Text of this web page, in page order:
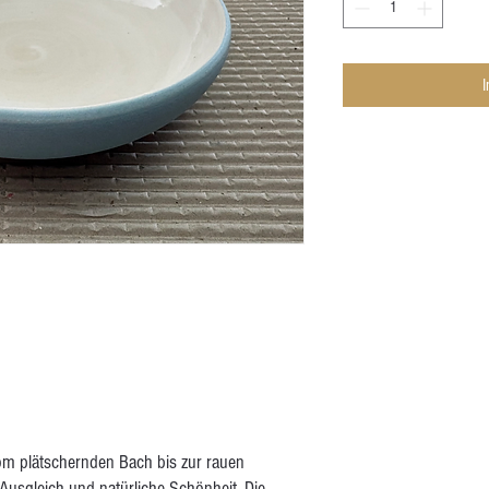
plätschernden Bach bis zur rauen